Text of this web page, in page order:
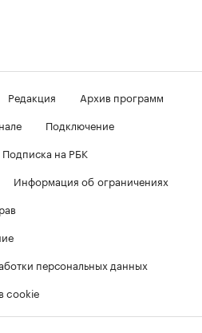
Редакция
Архив программ
Подключение
Подписка на РБК
Информация об ограничениях
персональных данных
cookie